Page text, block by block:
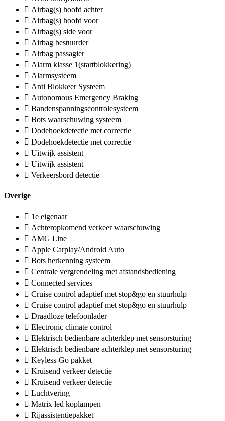
Airbag(s) hoofd achter
Airbag(s) hoofd voor
Airbag(s) side voor
Airbag bestuurder
Airbag passagier
Alarm klasse 1(startblokkering)
Alarmsysteem
Anti Blokkeer Systeem
Autonomous Emergency Braking
Bandenspanningscontrolesysteem
Bots waarschuwing systeem
Dodehoekdetectie met correctie
Dodehoekdetectie met correctie
Uitwijk assistent
Uitwijk assistent
Verkeersbord detectie
Overige
1e eigenaar
Achteropkomend verkeer waarschuwing
AMG Line
Apple Carplay/Android Auto
Bots herkenning systeem
Centrale vergrendeling met afstandsbediening
Connected services
Cruise control adaptief met stop&go en stuurhulp
Cruise control adaptief met stop&go en stuurhulp
Draadloze telefoonlader
Electronic climate control
Elektrisch bedienbare achterklep met sensorsturing
Elektrisch bedienbare achterklep met sensorsturing
Keyless-Go pakket
Kruisend verkeer detectie
Kruisend verkeer detectie
Luchtvering
Matrix led koplampen
Rijassistentiepakket